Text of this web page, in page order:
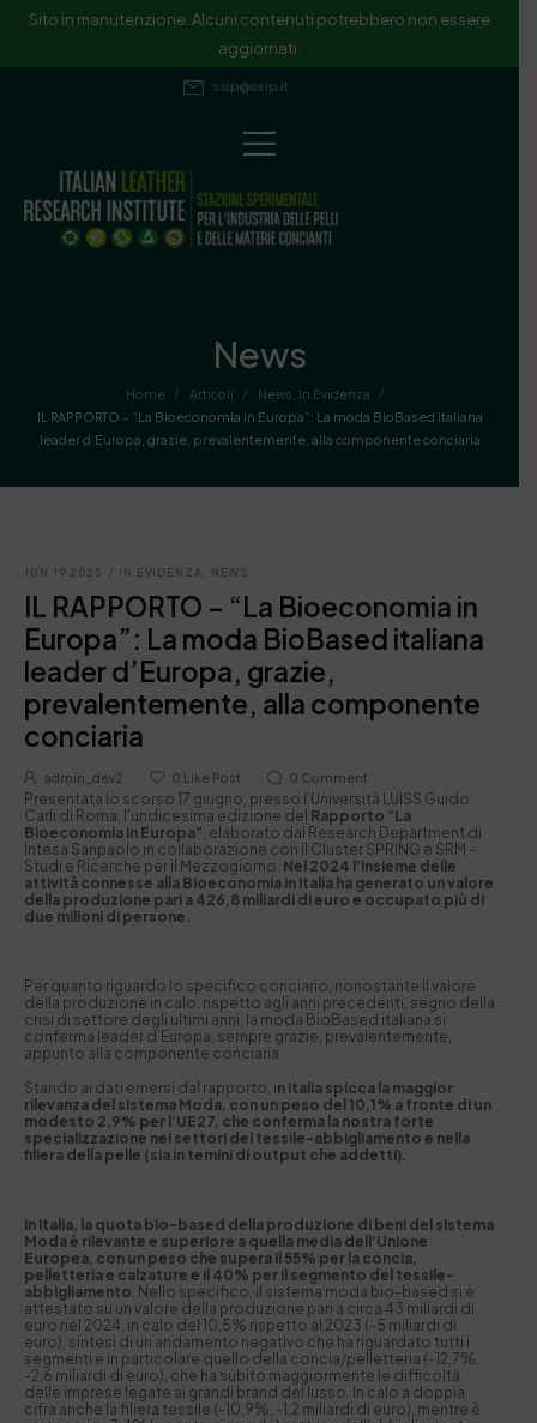
Sito in manutenzione. Alcuni contenuti potrebbero non essere
aggiornati.
ssip@ssip.it
News
Home / Articoli / News In Evidenza
/
IL RAPPORTO – “La Bioeconomia in Europa”: La moda BioBased italiana
leader d’Europa, grazie, prevalentemente, alla componente conciaria
JUN 19 2025 / IN EVIDENZA, NEWS
IL RAPPORTO – “La Bioeconomia in
Europa”: La moda BioBased italiana
leader d’Europa, grazie,
prevalentemente, alla componente
conciaria
admin_dev2 0 Like Post 0 Comment
Presentata lo scorso 17 giugno, presso l’Università LUISS Guido
Carli di Roma, l’undicesima edizione del Rapporto “La
Bioeconomia in Europa”, elaborato dal Research Department di
Intesa Sanpaolo in collaborazione con il Cluster SPRING e SRM –
Studi e Ricerche per il Mezzogiorno. Nel 2024 l’insieme delle
attività connesse alla Bioeconomia in Italia ha generato un valore
della produzione pari a 426,8 miliardi di euro e occupato più di
due milioni di persone.
Per quanto riguardo lo specifico conciario, nonostante il valore
della produzione in calo, rispetto agli anni precedenti, segno della
crisi di settore degli ultimi anni, la moda BioBased italiana si
conferma leader d’Europa, sempre grazie, prevalentemente,
appunto alla componente conciaria.
Stando ai dati emersi dal rapporto, in Italia spicca la maggior
rilevanza del sistema Moda, con un peso del 10,1% a fronte di un
modesto 2,9% per l’UE27, che conferma la nostra forte
specializzazione nei settori del tessile-abbigliamento e nella
filiera della pelle (sia in temini di output che addetti).
In Italia, la quota bio-based della produzione di beni del sistema
Moda è rilevante e superiore a quella media dell’Unione
Europea, con un peso che supera il 55% per la concia,
pelletteria e calzature e il 40% per il segmento del tessile-
abbigliamento. Nello specifico, il sistema moda bio-based si è
attestato su un valore della produzione pari a circa 43 miliardi di
euro nel 2024, in calo del 10,5% rispetto al 2023 (-5 miliardi di
euro), sintesi di un andamento negativo che ha riguardato tutti i
segmenti e in particolare quello della concia/pelletteria (-12,7%,
-2,6 miliardi di euro), che ha subìto maggiormente le difficoltà
delle imprese legate ai grandi brand del lusso. In calo a doppia
cifra anche la filiera tessile (-10,9%, -1,2 miliardi di euro), mentre è